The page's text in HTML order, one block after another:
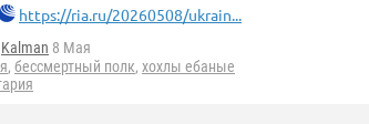
https://ria.ru/20260508/ukrain...
Kalman 8 Мая
, бессмертный полк, хохлы ебаные